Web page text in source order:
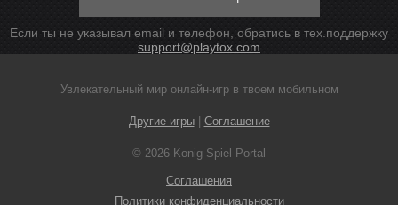
Если ты не указывал email и телефон, обратись в тех.поддержку
support@playtox.com
Увлекательный мир онлайн-игр в твоем мобильном
Другие игры| Соглашение
© 2026 Konig Spiel Portal
Соглашения
Политики конфиденциальности